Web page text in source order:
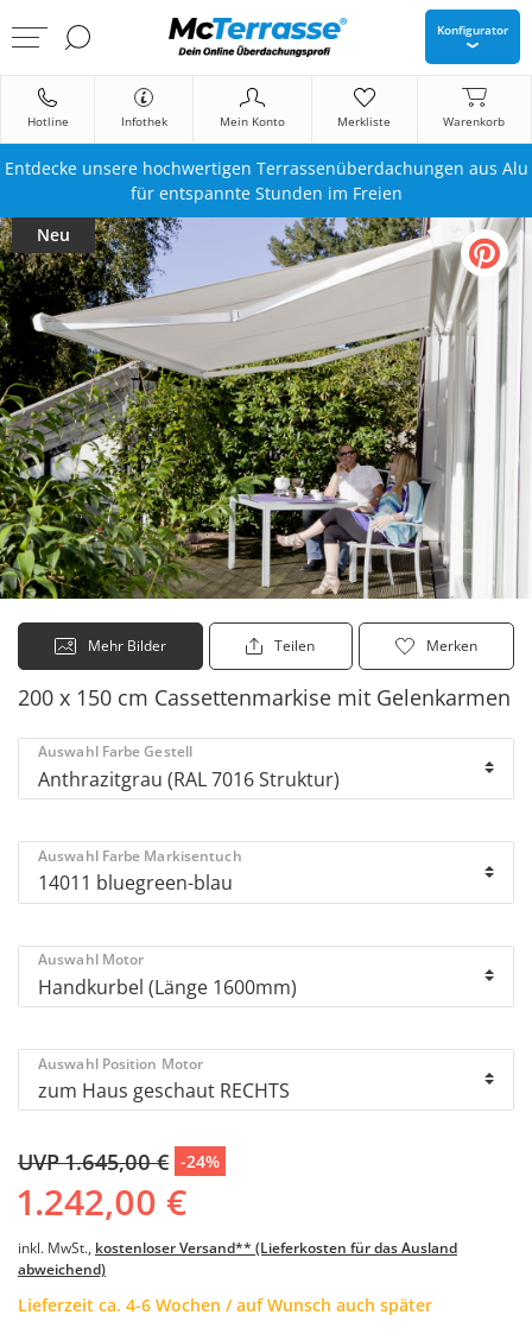
Konfigurator
Hotline Infothek Mein Konto Merkliste Warenkorb
Entdecke unsere hochwertigen Terrassenüberdachungen aus Alu
für entspannte Stunden im Freien
Neu
Mehr Bilder Teilen Merken
200 x 150 cm Cassettenmarkise mit Gelenkarmen
Auswahl Farbe Gestell
Auswahl Farbe Markisentuch
Auswahl Motor
Auswahl Position Motor
UVP 1.645,00 € -24%
1.242,00 €
inkl. MwSt., kostenloser Versand** (Lieferkosten für das Ausland
abweichend)
Lieferzeit ca. 4-6 Wochen / auf Wunsch auch später